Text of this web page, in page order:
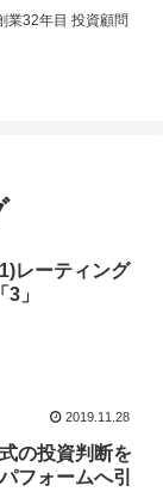
業32年目 投資顧問
レーティング
」
2019.11.28
の投資判断を
フォームへ引